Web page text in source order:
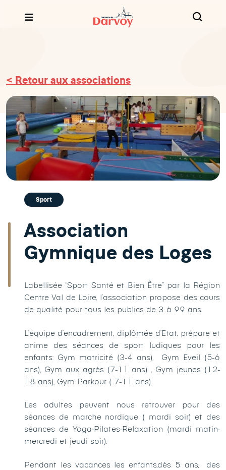
< Retour aux associations
Sport
Association
Gymnique des Loges
Labellisée “Sport Santé et Bien Être” par la Région
Centre Val de Loire, l’association propose des cours
de qualité pour tous les publics de 3 à 99 ans.
L’équipe d’encadrement, diplômée d’Etat, prépare et
anime des séances de sport ludiques pour les
enfants: Gym motricité (3-4 ans), Gym Eveil (5-6
ans), Gym aux agrès (7-11 ans) , Gym jeunes (12-
18 ans), Gym Parkour ( 7-11 ans).
Les adultes peuvent nous retrouver pour des
séances de marche nordique ( mardi soir) et des
séances de Yoga-Pilates-Relaxation (mardi matin-
mercredi et jeudi soir).
Pendant les vacances les enfants,dès 5 ans, des